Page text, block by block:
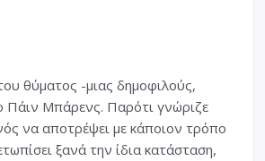
θύματος -μιας δημοφιλούς,
Πάιν Μπάρενς. Παρότι γνώριζε
να αποτρέψει με κάποιον τρόπο
ξανά την ίδια κατάσταση,